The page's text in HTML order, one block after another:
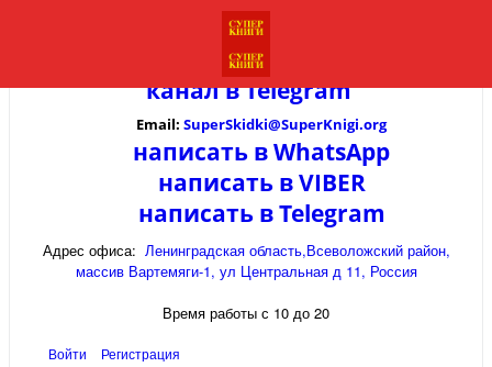
канал вTelegram
Email: SuperSkidki@SuperKnigi.org
написать в WhatsApp
написать в VIBER
написать в Telegram
Адрес офиса: Ленинградская область,Всеволожский район,
массив Вартемяги-1, ул Центральная д 11, Россия
Время работы с 10 до 20
Войти
Регистрация